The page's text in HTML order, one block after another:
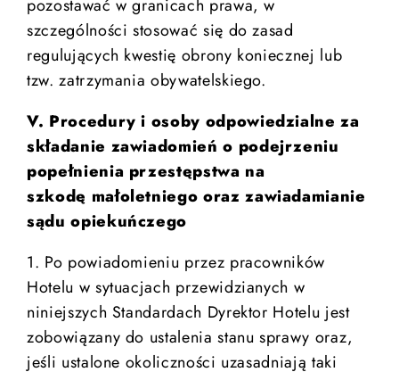
pozostawać w granicach prawa, w
szczególności stosować się do zasad
regulujących kwestię obrony koniecznej lub
tzw. zatrzymania obywatelskiego.
V. Procedury i osoby odpowiedzialne za
składanie zawiadomień o podejrzeniu
popełnienia przestępstwa na
szkodę małoletniego oraz zawiadamianie
sądu opiekuńczego
1. Po powiadomieniu przez pracowników
Hotelu w sytuacjach przewidzianych w
niniejszych Standardach Dyrektor Hotelu jest
zobowiązany do ustalenia stanu sprawy oraz,
jeśli ustalone okoliczności uzasadniają taki